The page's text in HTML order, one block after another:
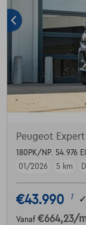
Peugeot Expert
180PK/NP. 54.976
01/2026
5 km
€43.990 1 ✓
Vanaf €664,23/